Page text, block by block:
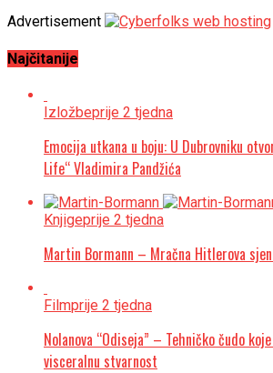
Advertisement
Najčitanije
Izložbeprije 2 tjedna
Emocija utkana u boju: U Dubrovniku
Life“ Vladimira Pandžića
Knjigeprije 2 tjedna
Martin Bormann – Mračna Hitlerova
Filmprije 2 tjedna
Nolanova “Odiseja” – Tehničko čudo
visceralnu stvarnost